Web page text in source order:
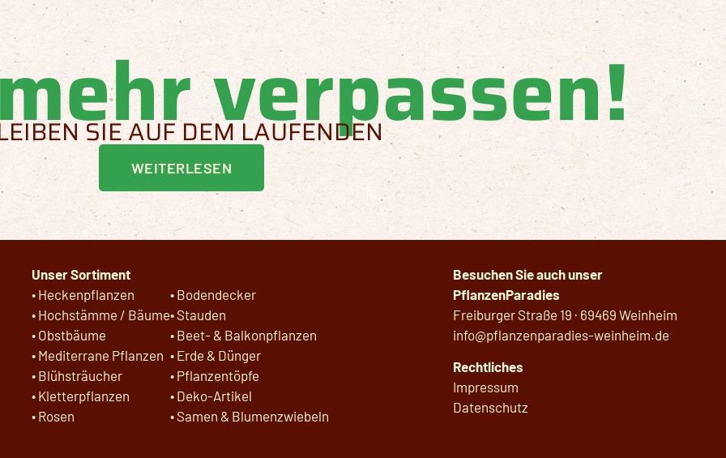
verpassen!
SIE AUF DEM LAUFENDEN
WEITERLESEN
Unser Sortiment
• Heckenpflanzen
• Hochstämme / Bäume
• Obstbäume
• Mediterrane Pflanzen
• Blühsträucher
• Kletterpflanzen
• Rosen
• Bodendecker
• Stauden
• Beet- & Balkonpflanzen
• Erde & Dünger
• Pflanzentöpfe
• Deko-Artikel
• Samen & Blumenzwiebeln
Besuchen Sie auch unser
PflanzenParadies
Freiburger Straße 19 · 69469 Weinheim
info@pflanzenparadies-weinheim.de
Rechtliches
Impressum
Datenschutz